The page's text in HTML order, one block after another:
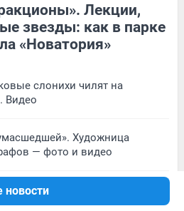
новости
Лекции,
звезды: как в парке
«Новатория»
слонихи чилят на
Видео
Художница
— фото и видео
и революционеры: что
в прошлом веке